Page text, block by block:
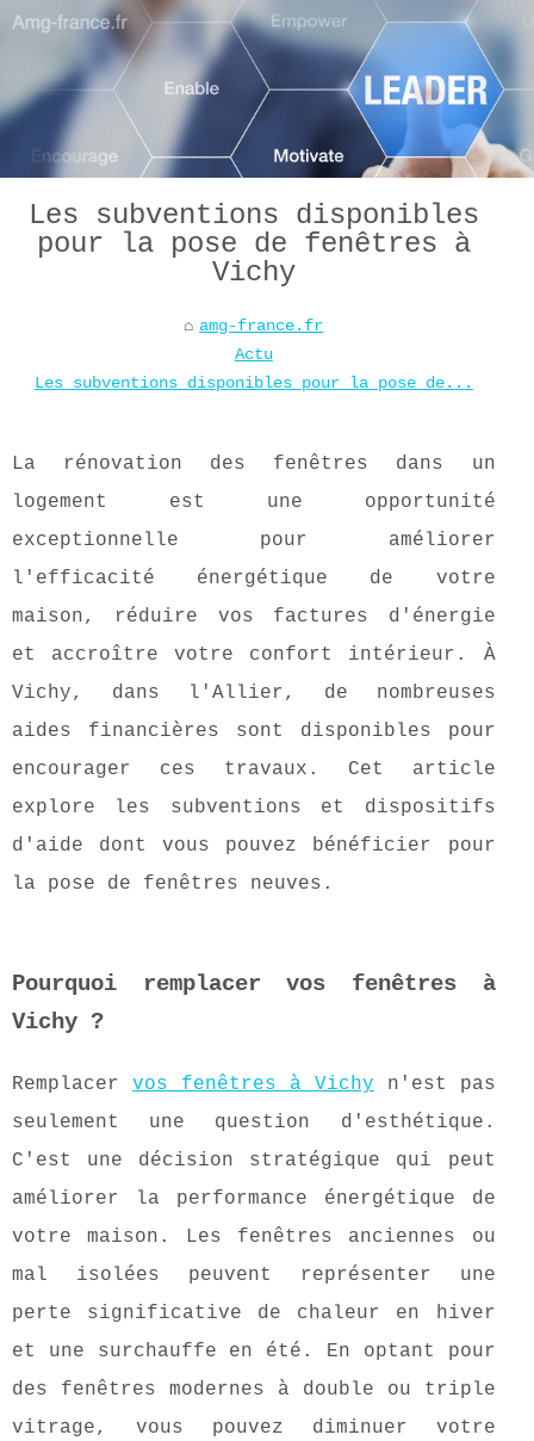
Les subventions disponibles
pour la pose de fenêtres à
Vichy
amg-france.fr
Actu
Les subventions disponibles pour la pose de...
La rénovation des fenêtres dans un
logement est une opportunité
exceptionnelle pour améliorer
l'efficacité énergétique de votre
maison, réduire vos factures d'énergie
et accroître votre confort intérieur. À
Vichy, dans l'Allier, de nombreuses
aides financières sont disponibles pour
encourager ces travaux. Cet article
explore les subventions et dispositifs
d'aide dont vous pouvez bénéficier pour
la pose de fenêtres neuves.
Pourquoi remplacer vos fenêtres à
Vichy ?
Remplacer vos fenêtres à Vichy n'est pas
seulement une question d'esthétique.
C'est une décision stratégique qui peut
améliorer la performance énergétique de
votre maison. Les fenêtres anciennes ou
mal isolées peuvent représenter une
perte significative de chaleur en hiver
et une surchauffe en été. En optant pour
des fenêtres modernes à double ou triple
vitrage, vous pouvez diminuer votre